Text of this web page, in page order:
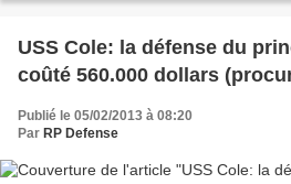
USS Cole: la défense du
coûté 560.000 dollars
Publié le 05/02/2013 à 08:20
Par RP Defense